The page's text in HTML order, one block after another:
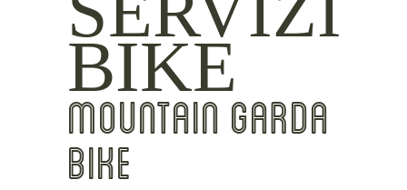
BIKE
MOUNTAIN GARDA
BIKE